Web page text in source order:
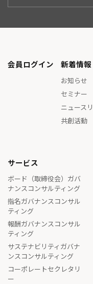
新着情報
お知らせ
セミナー
ニュース
共創活動
サービス
ボード（取締役会）ガバ
ナンスコンサルティング
指名ガバナンスコンサル
ティング
報酬ガバナンスコンサル
ティング
サステナビリティガバナ
ンスコンサルティング
コーポレートセクレタリ
ー
会員ログイン